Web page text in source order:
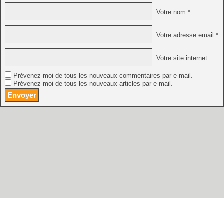
Votre nom *
Votre adresse email *
Votre site internet
Prévenez-moi de tous les nouveaux commentaires par e-mail.
Prévenez-moi de tous les nouveaux articles par e-mail.